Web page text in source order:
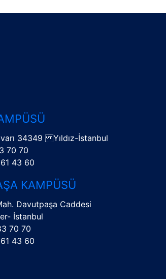
34349 Yıldız-İstanbul
70 70
43 60
KAMPÜSÜ
Davutpaşa Caddesi
İstanbul
70 70
43 60